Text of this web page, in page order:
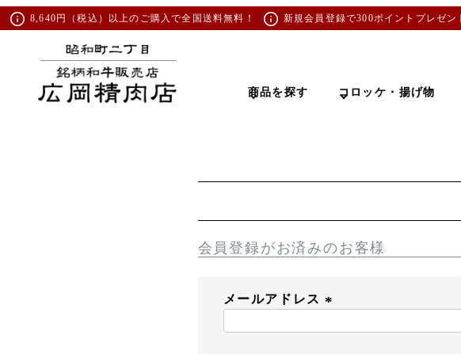
8,640円（税込）以上のご購入で全国送料無料！ 新規会員登録で300ポイントプレゼン
商品を探す コロッケ・揚げ物
会員登録がお済みのお客様
メールアドレス